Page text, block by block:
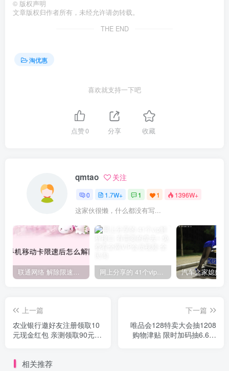
© 版权声明
文章版权归作者所有，未经允许请勿转载。
THE END
淘优惠
喜欢就支持一下吧
点赞0 分享 收藏
qmtao 关注
0 1.7W+ 1 1 1396W+
这家伙很懒，什么都没有写...
联通网络 解除限速方法参考！畅享、畅玩、老白干等及其它地区自测了 网上分享的 41个vip解析接口 有需要的拿去~ 免费看全网VIP会员视频
上一篇
农业银行邀好友注册领取10
元现金红包 亲测领取90元红
下一篇
唯品会128特卖大会抽1208
购物津贴 限时加码抽6.6元
相关推荐